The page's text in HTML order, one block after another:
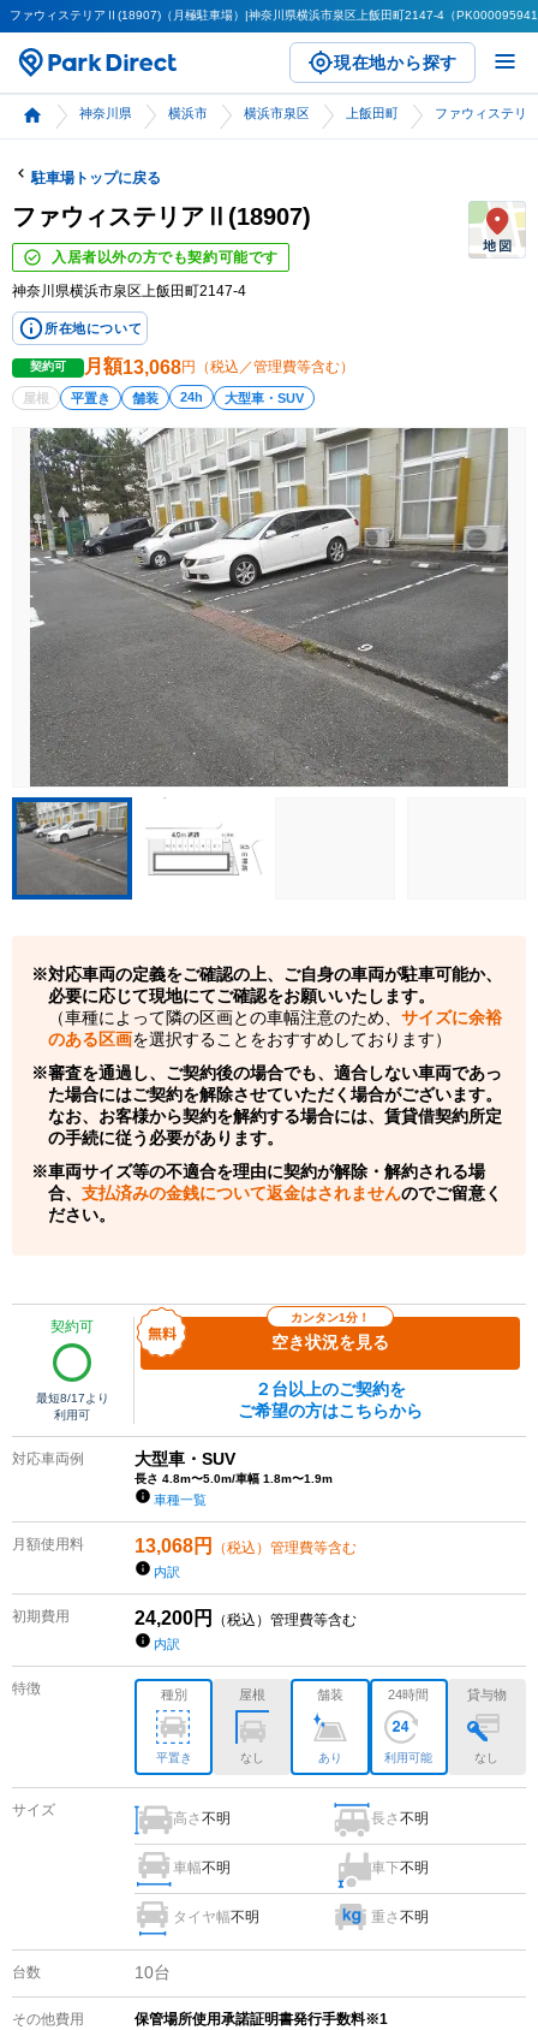
ファウィステリアⅡ(18907)（月極駐車場）|神奈川県横浜市泉区上飯田町2147-4（
現在地から探す
神奈川県 横浜市 横浜市泉区 上飯田町 ファウィステリ
駐車場トップに戻る
ファウィステリアⅡ(18907)
入居者以外の方でも契約可能です
神奈川県横浜市泉区上飯田町2147-4
所在地について
契約可 月額13,068円（税込／管理費等含む）
屋根 平置き 舗装 24h 大型車・SUV
対応車両の定義をご確認の上、ご自身の車両が駐車可能か、
必要に応じて現地にてご確認をお願いいたします。
（車種によって隣の区画との車幅注意のため、 サイズに余裕
のある区画を選択することをおすすめしております）
審査を通過し、ご契約後の場合でも、適合しない車両であっ
た場合にはご契約を解除させていただく場合がございます。
なお、お客様から契約を解約する場合には、賃貸借契約所定
の手続に従う必要があります。
車両サイズ等の不適合を理由に契約が解除・解約される場
合、 支払済みの金銭について返金はされませんのでご留意く
ださい。
契約可
最短8/17 より
利用可
カンタン1分！
空き状況を見る
２台以上のご契約を
ご希望の方はこちらから
対応車両例 大型車・SUV
長さ 4.8m〜5.0m/車幅 1.8m〜1.9m
車種一覧
月額使用料 13,068円 （税込）管理費等含む
内訳
初期費用 24,200円 （税込）管理費等含む
内訳
特徴 種別
平置き
屋根
なし
舗装
あり
24時間
利用可能
貸与物
なし
サイズ
高さ不明 長さ不明
車幅不明 車下不明
タイヤ幅不明 重さ不明
台数 10台
その他費用
保管場所使用承諾証明書発行手数料※1